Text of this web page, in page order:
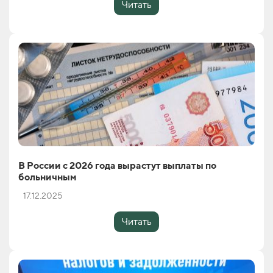
Читать
В России с 2026 года вырастут выплаты по
больничным
17.12.2025
Читать